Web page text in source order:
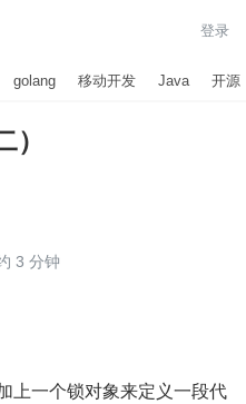
登录
golang 移动开发 Java 开源
3 分钟
上一个锁对象来定义一段代